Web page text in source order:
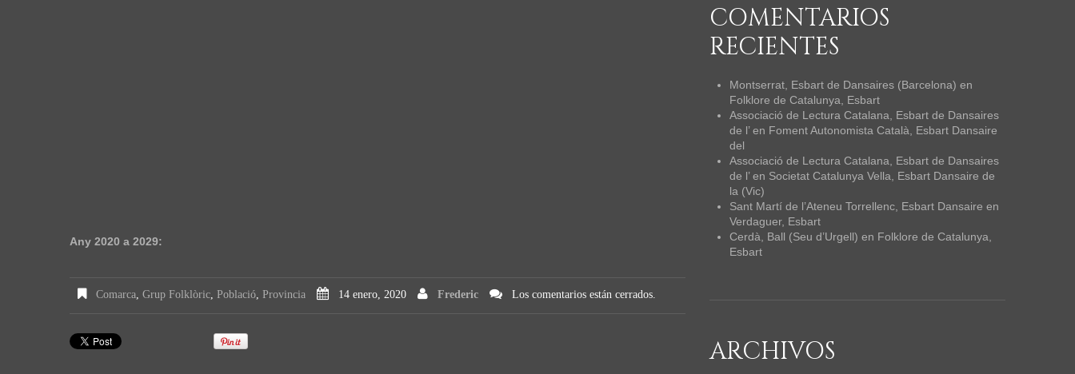
Any 2020 a 2029:
Comarca, Grup Folklòric, Població, Provincia 14 enero, 2020 Frederic Los comentarios están cerrados.
COMENTARIOS
RECIENTES
Montserrat, Esbart de Dansaires (Barcelona) en
Folklore de Catalunya, Esbart
Associació de Lectura Catalana, Esbart de Dansaires
de l’en Foment Autonomista Català, Esbart Dansaire
del
Associació de Lectura Catalana, Esbart de Dansaires
de l’en Societat Catalunya Vella, Esbart Dansaire de
la (Vic)
Sant Martí de l’Ateneu Torrellenc, Esbart Dansaire en
Verdaguer, Esbart
Cerdà, Ball (Seu d’Urgell) en Folklore de Catalunya,
Esbart
ARCHIVOS